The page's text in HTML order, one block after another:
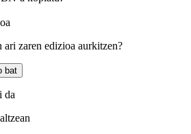
ari zaren edizioa aurkitzen?
bat
da